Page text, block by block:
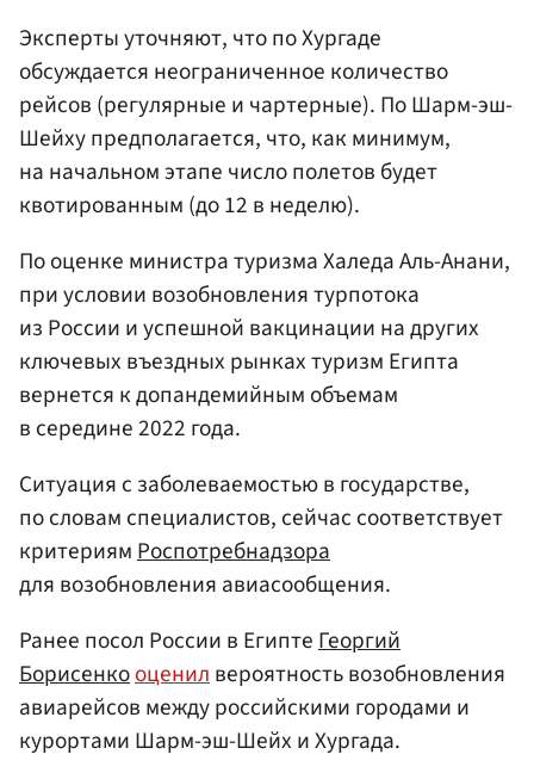
Эксперты уточняют, что по Хургаде
обсуждается неограниченное количество
рейсов (регулярные и чартерные). По Шарм-эш-
Шейху предполагается, что, как минимум,
на начальном этапе число полетов будет
квотированным (до 12 в неделю).
По оценке министра туризма Халеда Аль-Анани,
при условии возобновления турпотока
из России и успешной вакцинации на других
ключевых въездных рынках туризм Египта
вернется к допандемийным объемам
в середине 2022 года.
Ситуация с заболеваемостью в государстве,
по словам специалистов, сейчас соответствует
критериямРоспотребнадзора
для возобновления авиасообщения.
Ранее посол России в ЕгиптеГеоргий
Борисенкооценилвероятность возобновления
авиарейсов между российскими городами и
курортами Шарм-эш-Шейх и Хургада.